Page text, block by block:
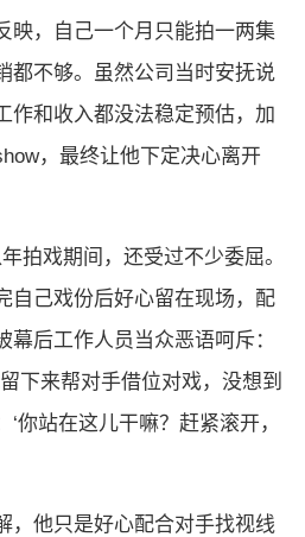
映，自己一个月只能拍一两集
都不够。虽然公司当时安抚说
作和收入都没法稳定预估，加
，最终让他下定决心离开
拍戏期间，还受过不少委屈。
自己戏份后好心留在现场，配
后工作人员当众恶语呵斥：
下来帮对手借位对戏，没想到
你站在这儿干嘛？赶紧滚开，
，他只是好心配合对手找视线